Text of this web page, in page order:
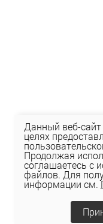
Данный веб-
целях
Продолжая
соглашаетесь с
файлов. Для
информации см.